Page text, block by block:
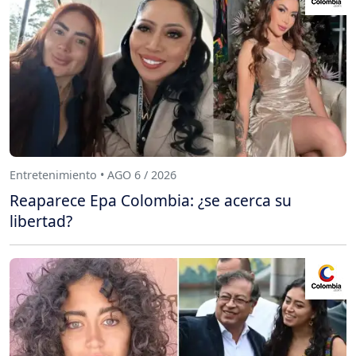
Entretenimiento • AGO 6 / 2026
Reaparece Epa Colombia: ¿se acerca su
libertad?